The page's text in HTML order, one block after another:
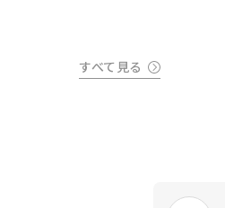
すべて見る